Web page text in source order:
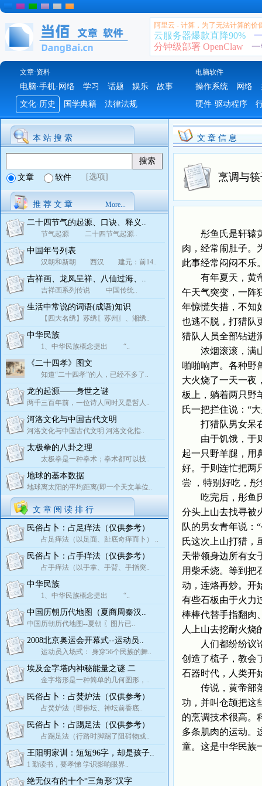
阿里云 - 计算，为了无法计算的价
云服务器爆款直降90%
分钟级部署 OpenClaw
文章·资料 电脑软件
电脑·手机·网络 学习 话题 娱乐
故事
文化·历史
国学典籍 法律法规
操作系统 网络
硬件·驱动程序
本 站 搜 索
文章 软件 [选项]
推 荐 文 章 More...
二十四节气的起源、口诀、释义..
节气起源 二十四节气起源..
中国年号列表
汉朝和新朝 西汉 建元：前14..
吉祥画、龙凤呈祥、八仙过海、..
吉祥画系列传说 中国传统..
生活中常说的词语(成语)知识
【四大名绣】苏绣〖苏州〗、湘绣..
中华民族
1、中华民族概念提出 “..
《二十四孝》图文
知道“二十四孝”的人，已经不多了..
龙的起源——身世之谜
两千三百年前，一位诗人同时又是哲人..
河洛文化与中国古代文明
河洛文化与中国古代文明 河洛文化指..
太极拳的八卦之理
太极拳是一种拳术；拳术都可以技..
地球的基本数据
地球离太阳的平均距离(即一个天文单位..
文 章 阅 读 排 行
民俗占卜：占足痒法（仅供参考）
占足痒法（以足面、趾底奇痒而卜） ..
民俗占卜：占手痒法（仅供参考）
占手痒法（以手掌、手背、手指突..
中华民族
1、中华民族概念提出 “..
中国历朝历代地图（夏商周秦汉..
中国历朝历代地图--夏朝 〖图片已..
2008北京奥运会开幕式--运动员..
运动员入场式： 身穿56个民族的舞..
埃及金字塔内神秘能量之谜 二
金字塔形是一种简单的几何图形，..
民俗占卜：占焚炉法（仅供参考）
占焚炉法（即佛坛、神坛前香底..
民俗占卜：占踢足法（仅供参考）
占踢足法（行路时脚踢了阻碍物或..
王阳明家训：短短96字，却是孩子..
1 勤读书，要孝悌 学识影响眼界..
绝无仅有的十个“三角形”汉字
文 章 信 息
烹调与
彤鱼氏是轩辕黄
肉，经常闹肚子。
此事经常闷闷不乐
有年夏天，黄帝
午天气突变，一阵
年惊慌失措，不知
也逃不脱，打猎队
猎队人员全部钻进
浓烟滚滚，满山
啪啪响声。各种野
大火烧了一天一夜
板上，躺着两只野
氏一把拦住说：“
打猎队男女呆在
由于饥饿，于则
起一只野羊腿，用
好。于则连忙把两
尝 ，特别好吃，
吃完后，彤鱼氏
分头上山去找寻被
队的男女青年说：
氏这次上山打猎，
天带领身边所有女
用柴禾烧。等到把
动，连烙再炒。开
有些石板由于火力
棒棒代替手指翻肉
人上山去挖耐火烧
人们都纷纷议论
创造了梳子，教会
石器时代，人类开
传说，黄帝部落
功，并叫仓颉把这
的烹调技术很高。
多条肌肉的运动。
童。这是中华民族